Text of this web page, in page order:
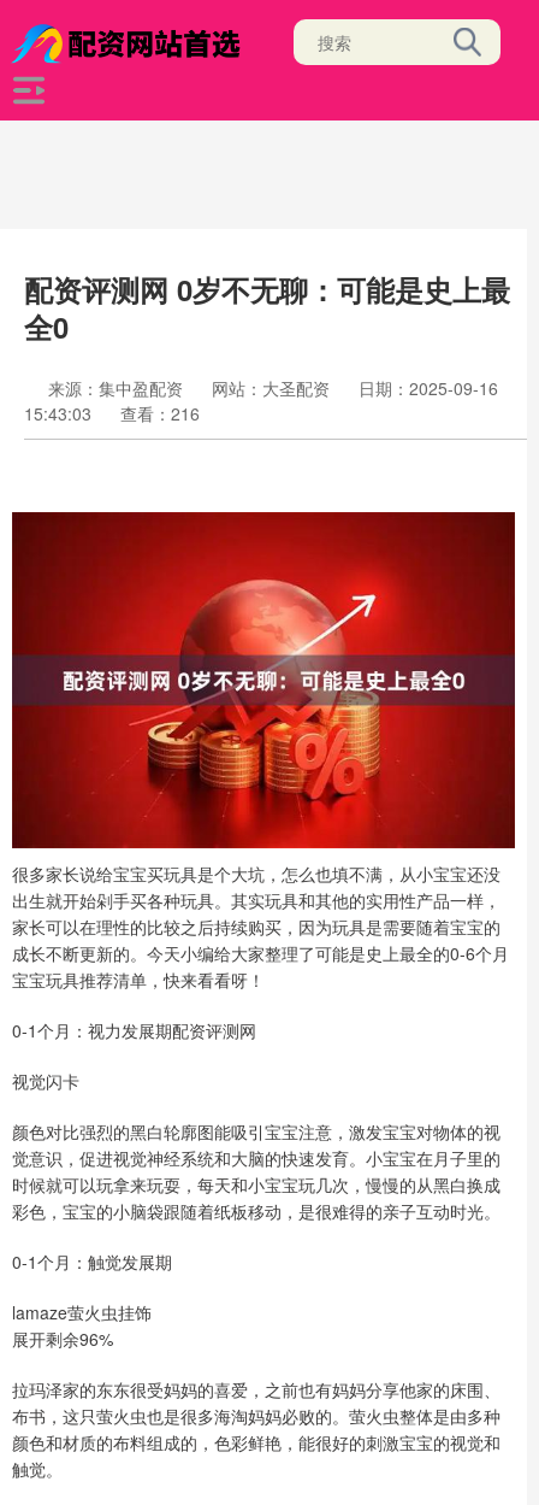
配资评测网 0岁不无聊：可能是史上最
全0
来源：集中盈配资 网站：大圣配资
日期：2025-09-16
15:43:03
查看：216
很多家长说给宝宝买玩具是个大坑，怎么也填不满，从小宝宝还没
出生就开始剁手买各种玩具。其实玩具和其他的实用性产品一样，
家长可以在理性的比较之后持续购买，因为玩具是需要随着宝宝的
成长不断更新的。今天小编给大家整理了可能是史上最全的0-6个月
宝宝玩具推荐清单，快来看看呀！
0-1个月：视力发展期配资评测网
视觉闪卡
颜色对比强烈的黑白轮廓图能吸引宝宝注意，激发宝宝对物体的视
觉意识，促进视觉神经系统和大脑的快速发育。小宝宝在月子里的
时候就可以玩拿来玩耍，每天和小宝宝玩几次，慢慢的从黑白换成
彩色，宝宝的小脑袋跟随着纸板移动，是很难得的亲子互动时光。
0-1个月：触觉发展期
lamaze萤火虫挂饰
展开剩余96%
拉玛泽家的东东很受妈妈的喜爱，之前也有妈妈分享他家的床围、
布书，这只萤火虫也是很多海淘妈妈必败的。萤火虫整体是由多种
颜色和材质的布料组成的，色彩鲜艳，能很好的刺激宝宝的视觉和
触觉。